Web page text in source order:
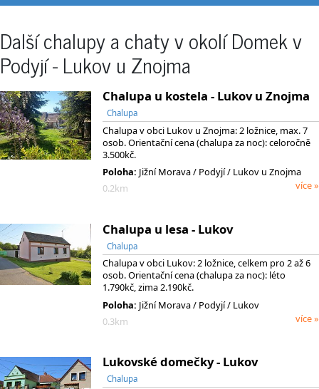
Další chalupy a chaty v okolí Domek v
Podyjí - Lukov u Znojma
Chalupa u kostela - Lukov u Znojma
Chalupa
Chalupa v obci Lukov u Znojma: 2 ložnice, max. 7
osob. Orientační cena (chalupa za noc): celoročně
3.500kč.
Poloha: Jižní Morava/ Podyjí/ Lukov u Znojma
0.2km
více »
Chalupa u lesa - Lukov
Chalupa
Chalupa v obci Lukov: 2 ložnice, celkem pro 2 až 6
osob. Orientační cena (chalupa za noc): léto
1.790kč, zima 2.190kč.
Poloha: Jižní Morava/ Podyjí/ Lukov
0.3km
více »
Lukovské domečky - Lukov
Chalupa